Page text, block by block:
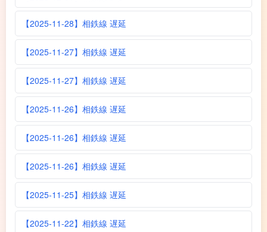
【2025-11-28】相鉄線 遅延
【2025-11-27】相鉄線 遅延
【2025-11-27】相鉄線 遅延
【2025-11-26】相鉄線 遅延
【2025-11-26】相鉄線 遅延
【2025-11-26】相鉄線 遅延
【2025-11-25】相鉄線 遅延
【2025-11-22】相鉄線 遅延